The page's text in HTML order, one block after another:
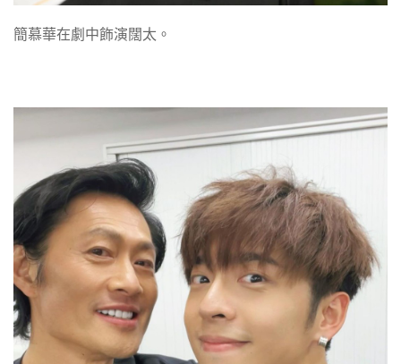
簡慕華在劇中飾演闊太。